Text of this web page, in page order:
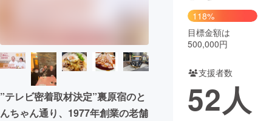
CAMPFIRE Creation
CAMPFIREふるさと納税
コミュニティ
”テレビ密着取材決定”裏原宿のと
んちゃん通り、1977年創業の老舗
118%
目標金額は
500,000円
支援者数
52人